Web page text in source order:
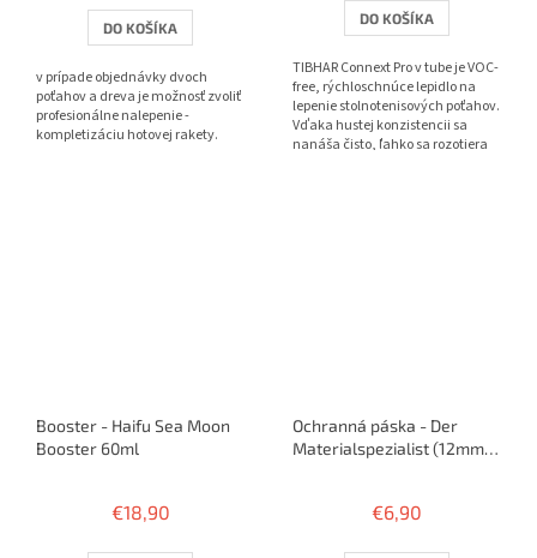
3,8
z
hviezdičiek.
DO KOŠÍKA
v prípade objednávky dvoch
poťahov a dreva je možnosť zvoliť
profesionálne nalepenie -
kompletizáciu hotovej rakety.
DO KOŠÍKA
TIBHAR Connext Pro v tube je VOC-
free, rýchloschnúce lepidlo na
lepenie stolnotenisových poťahov.
Vďaka hustej konzistencii sa
nanáša čisto, ľahko sa rozotiera
Booster - Haifu Sea Moon
Booster 60ml
€18,90
Ochranná páska - Der
Materialspezialist (12mm) -
€6,90